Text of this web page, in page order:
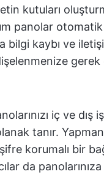
kutuları
panolar
bilgi kaybı ve
gerek
iç ve dış
tanır.
korumalı bir
da